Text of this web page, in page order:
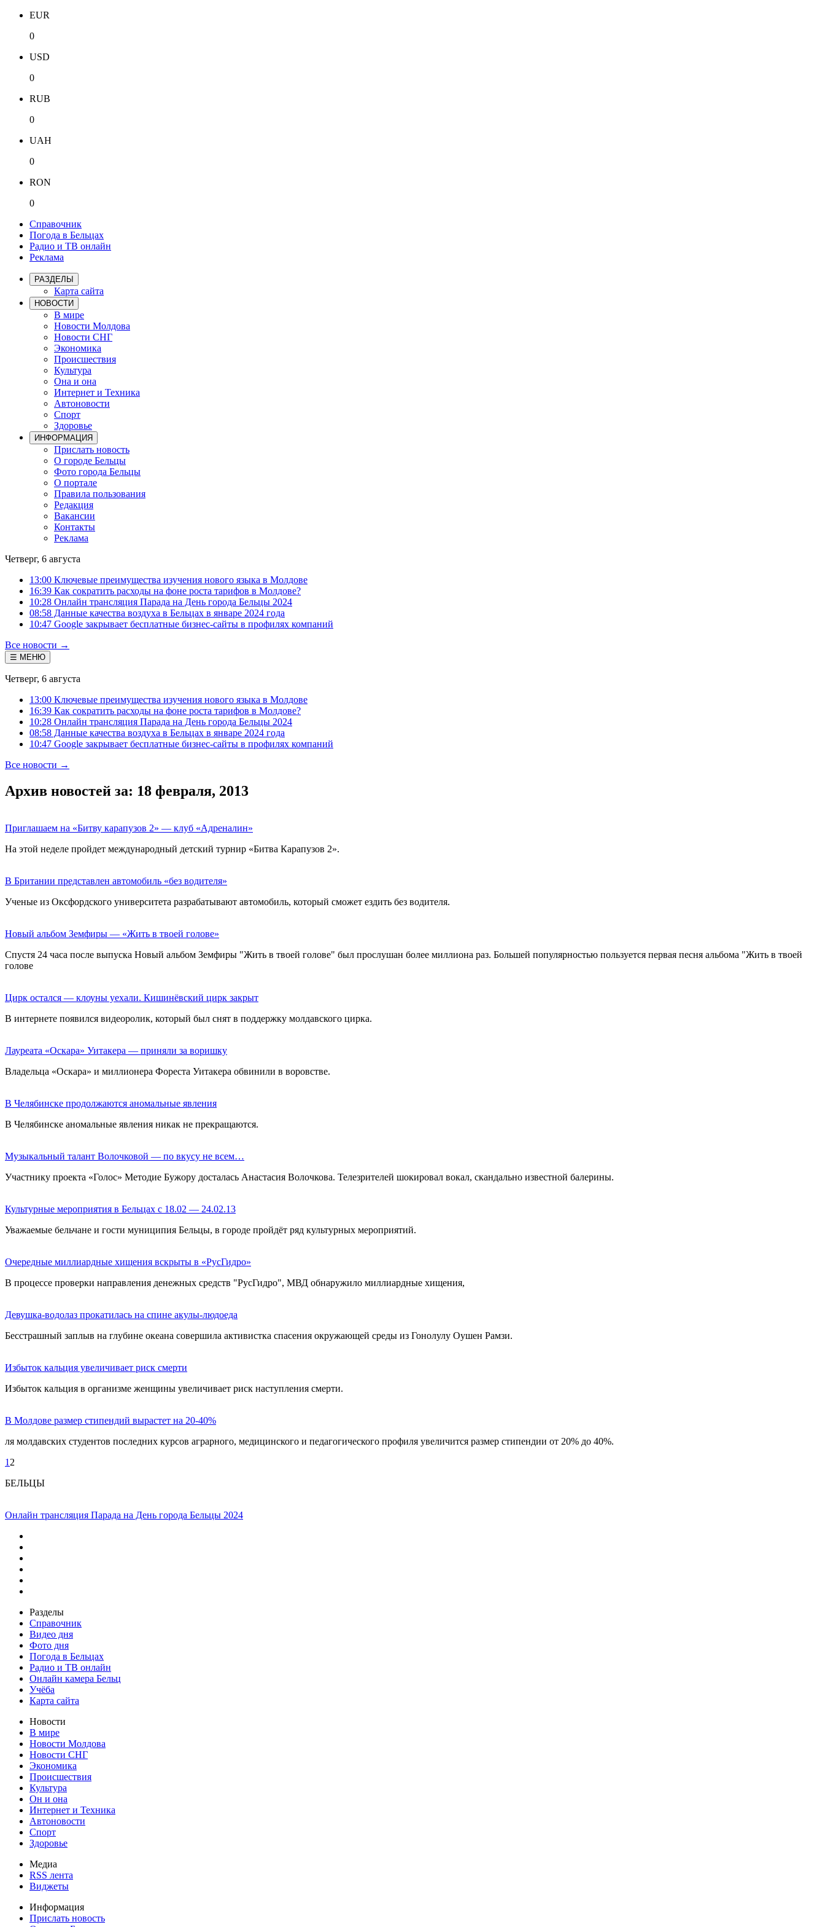
EUR
0
USD
0
RUB
0
UAH
0
RON
0
Справочник
Погода в Бельцах
Радио и ТВ онлайн
Реклама
РАЗДЕЛЫ
Карта сайта
НОВОСТИ
В мире
Новости Молдова
Новости СНГ
Экономика
Происшествия
Культура
Она и она
Интернет и Техника
Автоновости
Спорт
Здоровье
ИНФОРМАЦИЯ
Прислать новость
О городе Бельцы
Фото города Бельцы
О портале
Правила пользования
Редакция
Вакансии
Контакты
Реклама
Четверг, 6 августа
13:00 Ключевые преимущества изучения нового языка в Молдове
16:39 Как сократить расходы на фоне роста тарифов в Молдове?
10:28 Онлайн трансляция Парада на День города Бельцы 2024
08:58 Данные качества воздуха в Бельцах в январе 2024 года
10:47 Google закрывает бесплатные бизнес-сайты в профилях компаний
Все новости →
☰ МЕНЮ
Четверг, 6 августа
13:00 Ключевые преимущества изучения нового языка в Молдове
16:39 Как сократить расходы на фоне роста тарифов в Молдове?
10:28 Онлайн трансляция Парада на День города Бельцы 2024
08:58 Данные качества воздуха в Бельцах в январе 2024 года
10:47 Google закрывает бесплатные бизнес-сайты в профилях компаний
Все новости →
Архив новостей за: 18 февраля, 2013
Приглашаем на «Битву карапузов 2» — клуб «Адреналин»
На этой неделе пройдет международный детский турнир «Битва Карапузов 2».
В Британии представлен автомобиль «без водителя»
Ученые из Оксфордского университета разрабатывают автомобиль, который сможет ездить без водителя.
Новый альбом Земфиры — «Жить в твоей голове»
Спустя 24 часа после выпуска Новый альбом Земфиры "Жить в твоей голове" был прослушан более миллиона раз. Большей популярностью пользуется первая песня альбома "Жить в твоей
голове
Цирк остался — клоуны уехали. Кишинёвский цирк закрыт
В интернете появился видеоролик, который был снят в поддержку молдавского цирка.
Лауреата «Оскара» Уитакера — приняли за воришку
Владельца «Оскара» и миллионера Фореста Уитакера обвинили в воровстве.
В Челябинске продолжаются аномальные явления
В Челябинске аномальные явления никак не прекращаются.
Музыкальный талант Волочковой — по вкусу не всем…
Участнику проекта «Голос» Методие Бужору досталась Анастасия Волочкова. Телезрителей шокировал вокал, скандально известной балерины.
Культурные мероприятия в Бельцах с 18.02 — 24.02.13
Уважаемые бельчане и гости муниципия Бельцы, в городе пройдёт ряд культурных мероприятий.
Очередные миллиардные хищения вскрыты в «РусГидро»
В процессе проверки направления денежных средств "РусГидро", МВД обнаружило миллиардные хищения,
Девушка-водолаз прокатилась на спине акулы-людоеда
Бесстрашный заплыв на глубине океана совершила активистка спасения окружающей среды из Гонолулу Оушен Рамзи.
Избыток кальция увеличивает риск смерти
Избыток кальция в организме женщины увеличивает риск наступления смерти.
В Молдове размер стипендий вырастет на 20-40%
ля молдавских студентов последних курсов аграрного, медицинского и педагогического профиля увеличится размер стипендии от 20% до 40%.
1 2
БЕЛЬЦЫ
Онлайн трансляция Парада на День города Бельцы 2024
Разделы
Справочник
Видео дня
Фото дня
Погода в Бельцах
Радио и ТВ онлайн
Онлайн камера Бельц
Учёба
Карта сайта
Новости
В мире
Новости Молдова
Новости СНГ
Экономика
Происшествия
Культура
Он и она
Интернет и Техника
Автоновости
Спорт
Здоровье
Медиа
RSS лента
Виджеты
Информация
Прислать новость